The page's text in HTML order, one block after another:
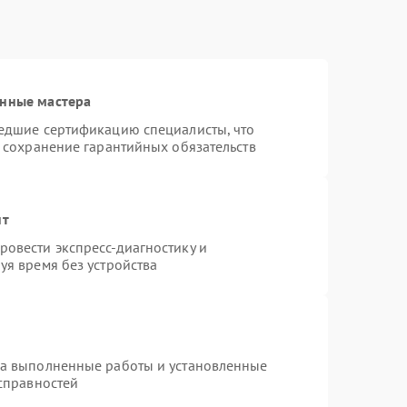
мастера
сертификацию специалисты, что
гарантийных обязательств
экспресс-диагностику и
время без устройства
выполненные работы и установленные